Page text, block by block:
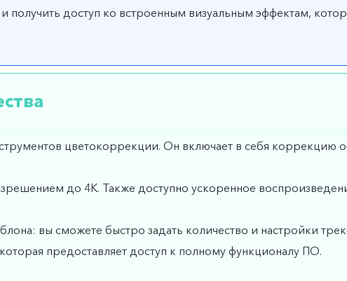
и получить доступ ко встроенным визуальным эффектам,
цветокоррекции. Он включает в себя коррекцию
до 4К. Также доступно ускоренное
вы сможете быстро задать количество и настройки
предоставляет доступ к полному функционалу ПО.